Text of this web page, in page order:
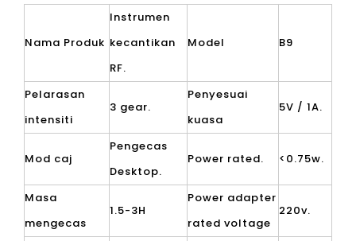
Nama Produk
Instrumen
kecantikan
RF.
Model B9
Pelarasan
intensiti
3 gear.
Penyesuai
kuasa
5V / 1A.
Mod caj
Pengecas
Desktop.
Power rated. <0.75w.
Masa
mengecas
1.5-3H
Power adapter
rated voltage
220v.